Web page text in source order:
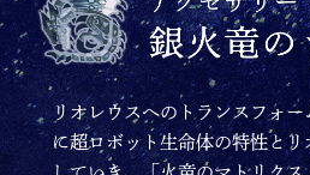
リオレウスへのトランスフォー
に超ロボット生命体の特性と